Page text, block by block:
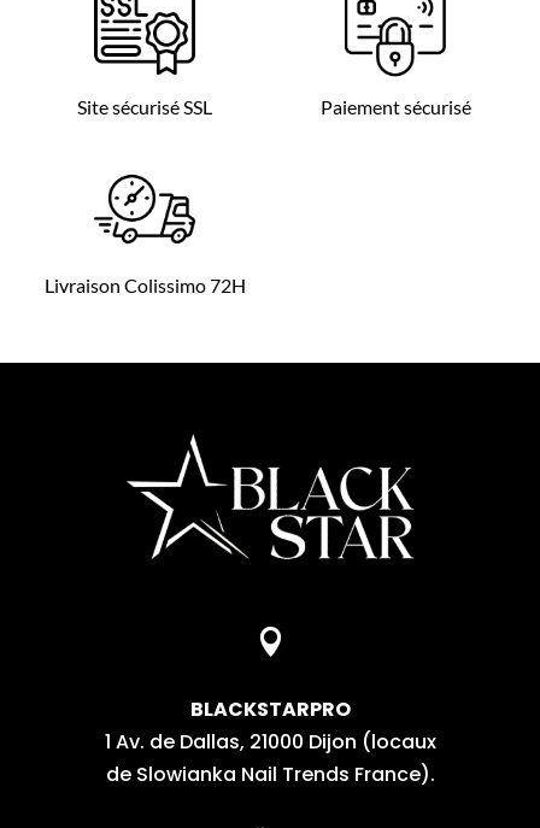
Site sécurisé SSL Paiement sécurisé
Livraison Colissimo 72H

BLACKSTARPRO
1 Av. de Dallas, 21000 Dijon (locaux
de Slowianka Nail Trends France).